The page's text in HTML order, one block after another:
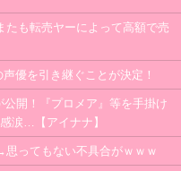
たも転売ヤーによって高額で売
優を引き継ぐことが決定！
公開！『プロメア』等を手掛け
涙…【アイナナ】
思ってもない不具合がｗｗｗ